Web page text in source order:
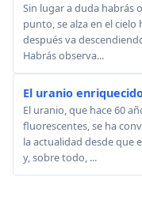
Sin lugar a duda habrás
punto, se alza en el
después va
Habrás observa...
El uranio
El uranio, que hace 60
fluorescentes, se ha
la actualidad desde que
y, sobre todo, ...